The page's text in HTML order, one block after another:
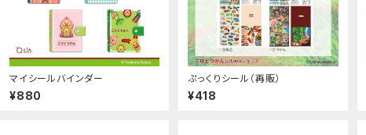
マイシールバインダー
¥880
ぷっくりシール（再販）
¥418